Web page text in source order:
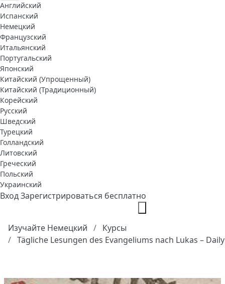
Английский
Испанский
Немецкий
Французский
Итальянский
Португальский
Японский
Китайский (Упрощенный)
Китайский (Традиционный)
Корейский
Русский
Шведский
Турецкий
Голландский
Литовский
Греческий
Польский
Украинский
ВходЗарегистрироваться бесплатно
Изучайте Немецкий
Курсы
Tägliche Lesungen des Evangeliums nach Lukas –